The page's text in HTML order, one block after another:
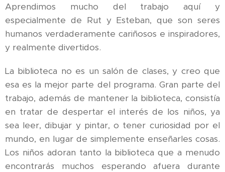
Aprendimos mucho del trabajo aquí y
especialmente de Rut y Esteban, que son seres
humanos verdaderamente cariñosos e inspiradores,
y realmente divertidos.
La biblioteca no es un salón de clases, y creo que
esa es la mejor parte del programa. Gran parte del
trabajo, además de mantener la biblioteca, consistía
en tratar de despertar el interés de los niños, ya
sea leer, dibujar y pintar, o tener curiosidad por el
mundo, en lugar de simplemente enseñarles cosas.
Los niños adoran tanto la biblioteca que a menudo
encontrarás muchos esperando afuera durante